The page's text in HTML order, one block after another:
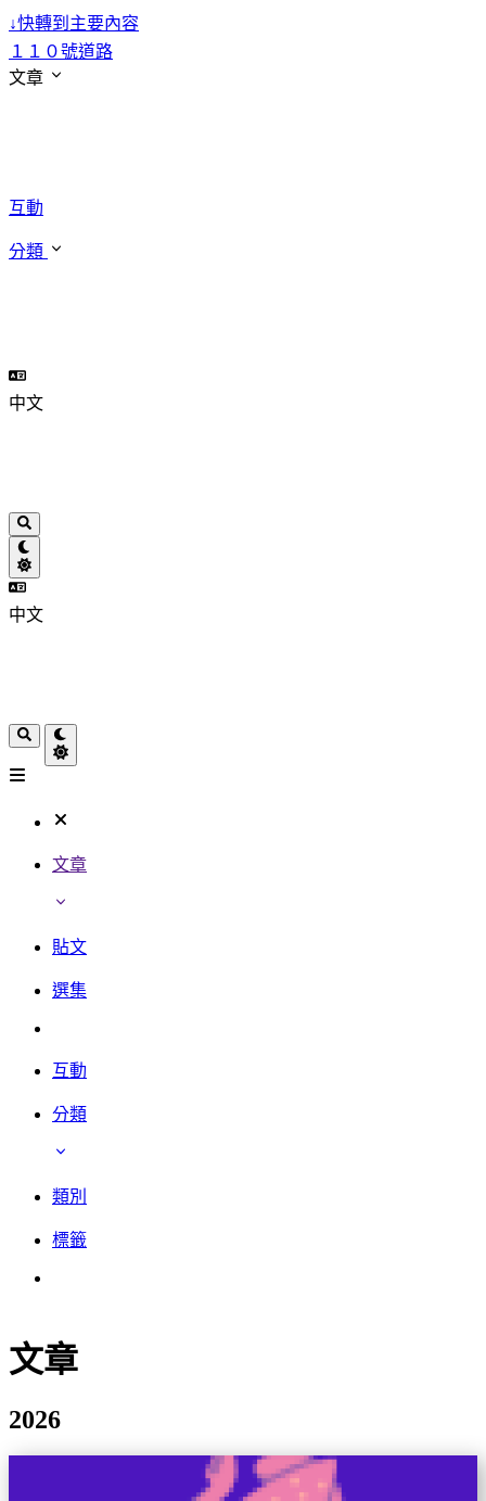
↓快轉到主要內容
１１０號道路
文章
互動
分類
中文
中文
文章
貼文
選集
互動
分類
類別
標籤
文章
2026